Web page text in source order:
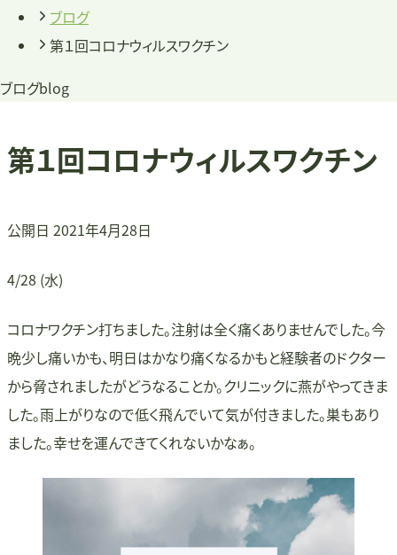
ブログblog
ブログ
第１回コロナウィルスワクチン
第１回コロナウィルスワクチン
公開日 2021年4月28日
4/28 (水)
コロナワクチン打ちました。注射は全く痛くありませんでした。今
晩少し痛いかも、明日はかなり痛くなるかもと経験者のドクター
から脅されましたがどうなることか。クリニックに燕がやってきま
した。雨上がりなので低く飛んでいて気が付きました。巣もあり
ました。幸せを運んできてくれないかなぁ。